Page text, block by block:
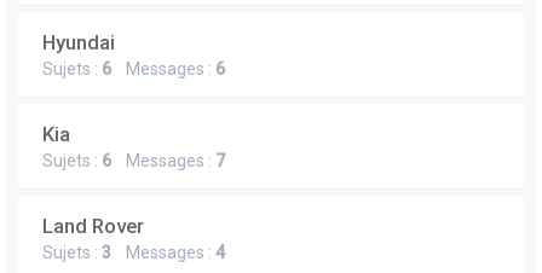
Hyundai
Sujets : 6 Messages : 6
Kia
Sujets : 6 Messages : 7
Land Rover
Sujets : 3 Messages : 4